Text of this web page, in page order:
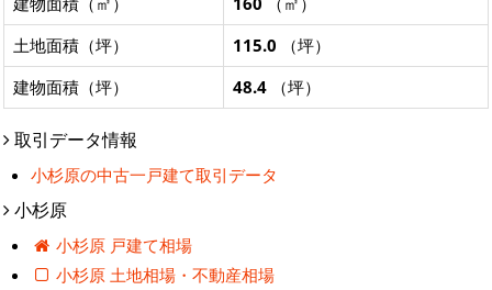
土地面積（坪）
115.0 （坪）
建物面積（坪）
48.4 （坪）
取引データ情報
小杉原の中古一戸建て取引データ
小杉原
小杉原 戸建て相場
小杉原 土地相場・不動産相場